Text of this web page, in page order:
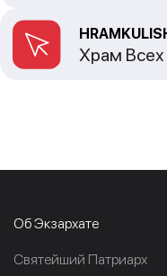
Храм Всех
Об Экзархате
Cвятейший Патриарх